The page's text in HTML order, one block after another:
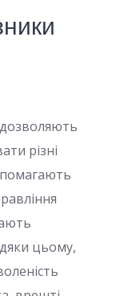
різні
цьому,